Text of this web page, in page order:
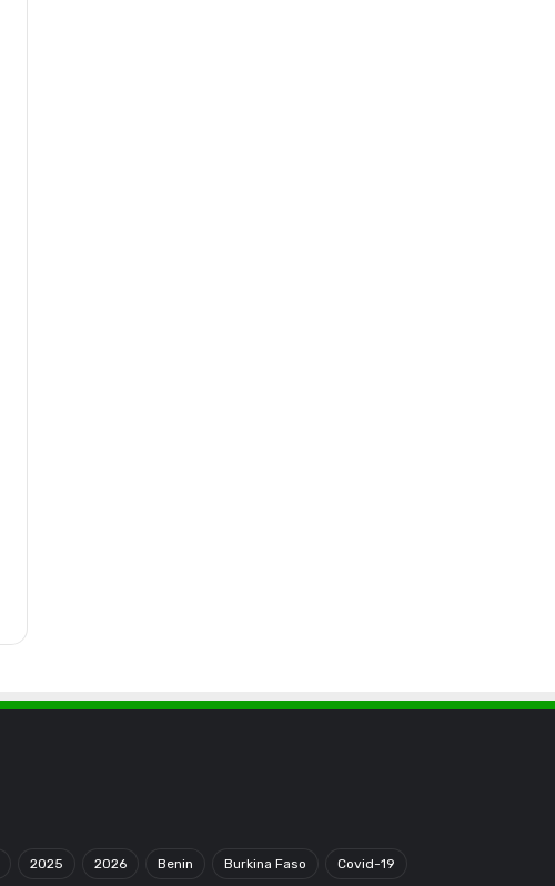
2025 2026 Benin Burkina Faso Covid-19